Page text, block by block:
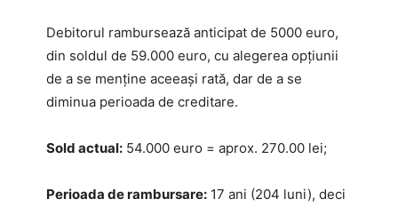
Debitorul rambursează anticipat de 5000 euro,
din soldul de 59.000 euro, cu alegerea opțiunii
de a se menține aceeași rată, dar de a se
diminua perioada de creditare.
Sold actual: 54.000 euro = aprox. 270.00 lei;
Perioada de rambursare: 17 ani (204 luni), deci